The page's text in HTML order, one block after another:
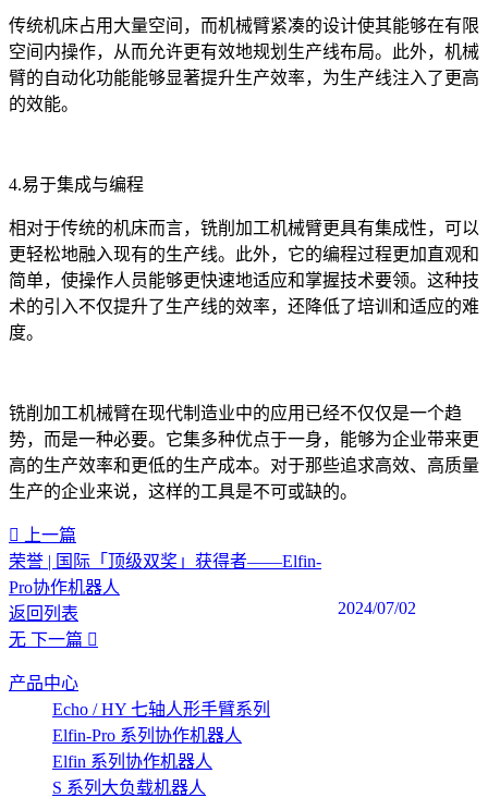
传统机床占用大量空间，而机械臂紧凑的设计使其能够在有限
空间内操作，从而允许更有效地规划生产线布局。此外，机械
臂的自动化功能能够显著提升生产效率，为生产线注入了更高
的效能。
4.易于集成与编程
相对于传统的机床而言，铣削加工机械臂更具有集成性，可以
更轻松地融入现有的生产线。此外，它的编程过程更加直观和
简单，使操作人员能够更快速地适应和掌握技术要领。这种技
术的引入不仅提升了生产线的效率，还降低了培训和适应的难
度。
铣削加工机械臂在现代制造业中的应用已经不仅仅是一个趋
势，而是一种必要。它集多种优点于一身，能够为企业带来更
高的生产效率和更低的生产成本。对于那些追求高效、高质量
生产的企业来说，这样的工具是不可或缺的。
上一篇
荣誉 | 国际「顶级双奖」获得者——Elfin-
Pro协作机器人
2024/07/02
返回列表
无 下一篇
产品中心
Echo / HY 七轴人形手臂系列
Elfin-Pro 系列协作机器人
Elfin 系列协作机器人
S 系列大负载机器人